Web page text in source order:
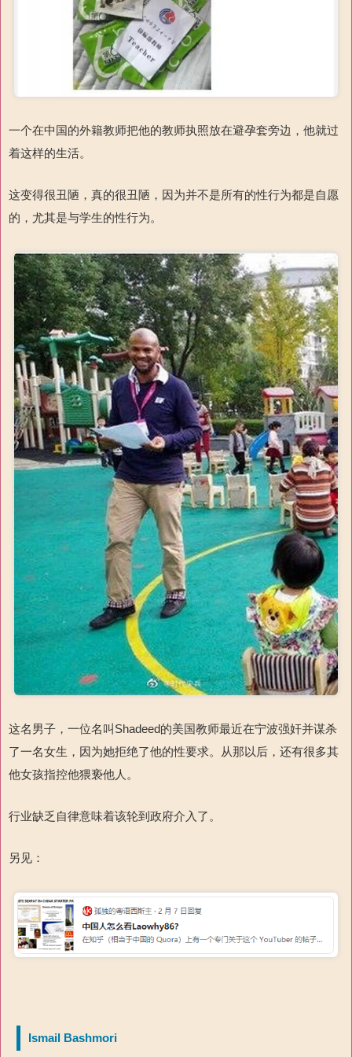
一个在中国的外籍教师把他的教师执照放在避孕套旁边，他就过
着这样的生活。
这变得很丑陋，真的很丑陋，因为并不是所有的性行为都是自愿
的，尤其是与学生的性行为。
这名男子，一位名叫Shadeed的美国教师最近在宁波强奸并谋杀
了一名女生，因为她拒绝了他的性要求。从那以后，还有很多其
他女孩指控他猥亵他人。
行业缺乏自律意味着该轮到政府介入了。
另见：
Ismail Bashmori